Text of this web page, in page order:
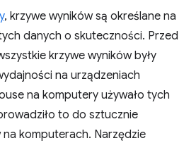
, krzywe wyników są określane na
danych o skuteczności. Przed
krzywe wyników były
na urządzeniach
na komputery używało tych
to do sztucznie
komputerach. Narzędzie